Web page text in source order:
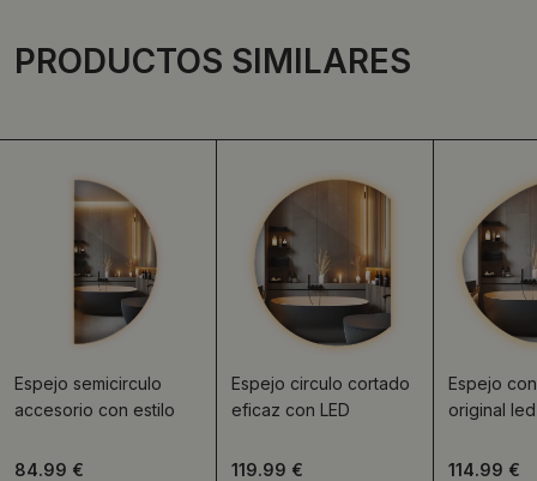
PRODUCTOS SIMILARES
Espejo semicirculo
accesorio con estilo
84.99 €
Espejo circulo cortado
eficaz con LED
119.99 €
Espejo
original
114.99 €